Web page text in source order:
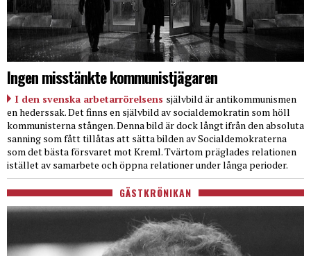
Ingen misstänkte kommunistjägaren
I den svenska arbetarrörelsens självbild är antikommunismen
en hederssak. Det finns en självbild av socialdemokratin som höll
kommunisterna stången. Denna bild är dock långt ifrån den absoluta
sanning som fått tillåtas att sätta bilden av Socialdemokraterna
som det bästa försvaret mot Kreml. Tvärtom präglades relationen
istället av samarbete och öppna relationer under långa perioder.
GÄSTKRÖNIKAN